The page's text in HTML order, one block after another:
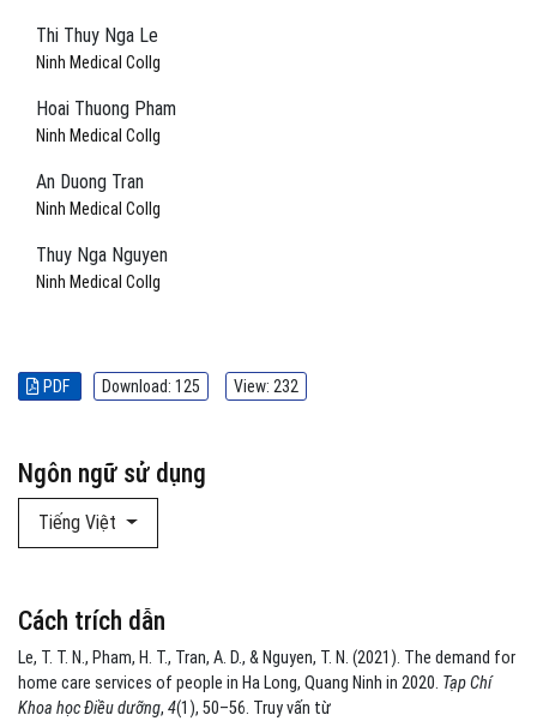
Thi Thuy Nga Le
Ninh Medical Collg
Hoai Thuong Pham
Ninh Medical Collg
An Duong Tran
Ninh Medical Collg
Thuy Nga Nguyen
Ninh Medical Collg
PDF Download: 125 View: 232
Ngôn ngữ sử dụng
Tiếng Việt
Cách trích dẫn
Le, T. T. N., Pham, H. T., Tran, A. D., & Nguyen, T. N. (2021). The demand for
home care services of people in Ha Long, Quang Ninh in 2020. Tạp Chí
Khoa học Điều dưỡng, 4(1), 50–56. Truy vấn từ